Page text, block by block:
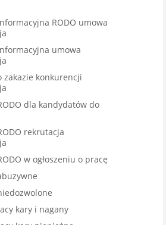
RODO umowa
umowa
zakazie konkurencji
dla kandydatów do
rekrutacja
w ogłoszeniu o pracę
kary i nagany